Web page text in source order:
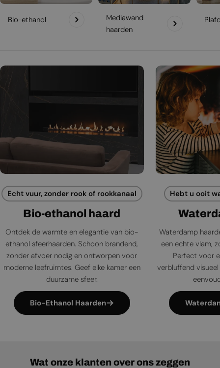
Bio-ethanol
Mediawand
haarden
Echt vuur, zonder rook of rookkanaal
Bio-ethanol haard
Ontdek de warmte en elegantie van bio-
ethanol sfeerhaarden. Schoon brandend,
zonder afvoer nodig en ontworpen voor
moderne leefruimtes. Geef elke kamer een
duurzame sfeer.
Bio-Ethanol Haarden
Hebt u ooit
Waterdamp
een echte vlam,
Perfect voor
verbluffend
Wat onze klanten over ons zeggen